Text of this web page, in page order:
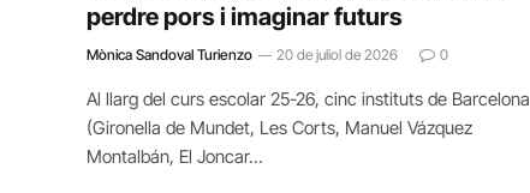
perdre pors i imaginar futurs
Mònica Sandoval Turienzo 20 de juliol de 2026 0
Al llarg del curs escolar 25-26, cinc instituts de Barcelona
(Gironella de Mundet, Les Corts, Manuel Vázquez
Montalbán, El Joncar…